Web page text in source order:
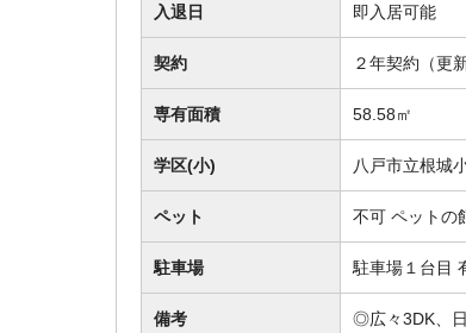
入退日 即入居可能
契約 ２年契約（更
専有面積 58.58㎡
学区(小) 八戸市立根城
ペット 不可 ペットの
駐車場 駐車場１台目
備考
◎広々3DK、